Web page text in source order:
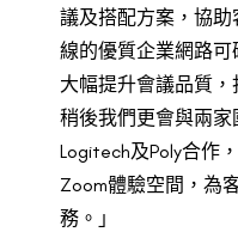
議及搭配方案，協
線的優質企業網路可
大幅提升會議品質，
稍後我們更會與兩
Logitech及Poly合作
Zoom體驗空間，為
務。」